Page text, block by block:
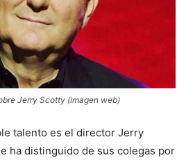
Jerry Scotty (imagen web)
talento es el director Jerry
ha distinguido de sus colegas por